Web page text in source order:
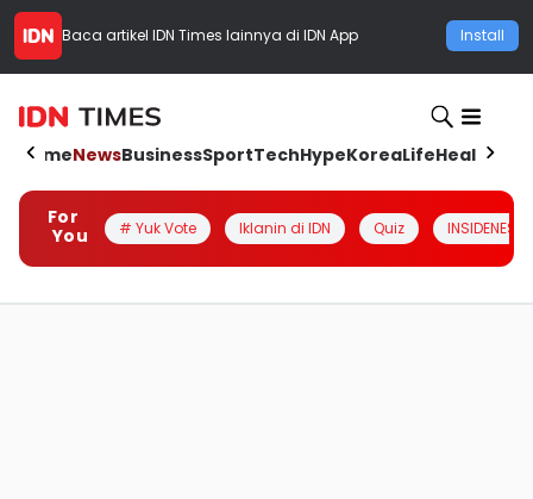
Baca artikel IDN Times lainnya di IDN App Install
HomeNewsBusinessSportTechHypeKoreaLifeHealth
For
You
# Yuk Vote Iklanin di IDN Quiz INSIDENESIA